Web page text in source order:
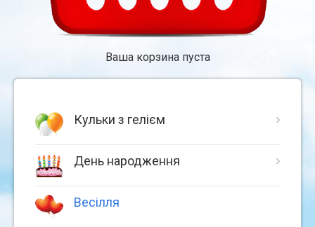
Ваша корзина пуста
Кульки з гелієм
День народження
Весілля